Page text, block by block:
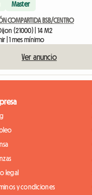
Master
COMPARTIDA BSB/CENTRO
(21000) | 14 M2
| 1 mes mínimo
Ver anuncio
legal
y condiciones